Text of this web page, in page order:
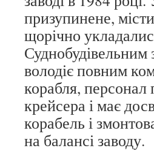
призупинене,
щорічно
володіє повним
корабля, персонал
крейсера і має
корабель і
на балансі заводу.